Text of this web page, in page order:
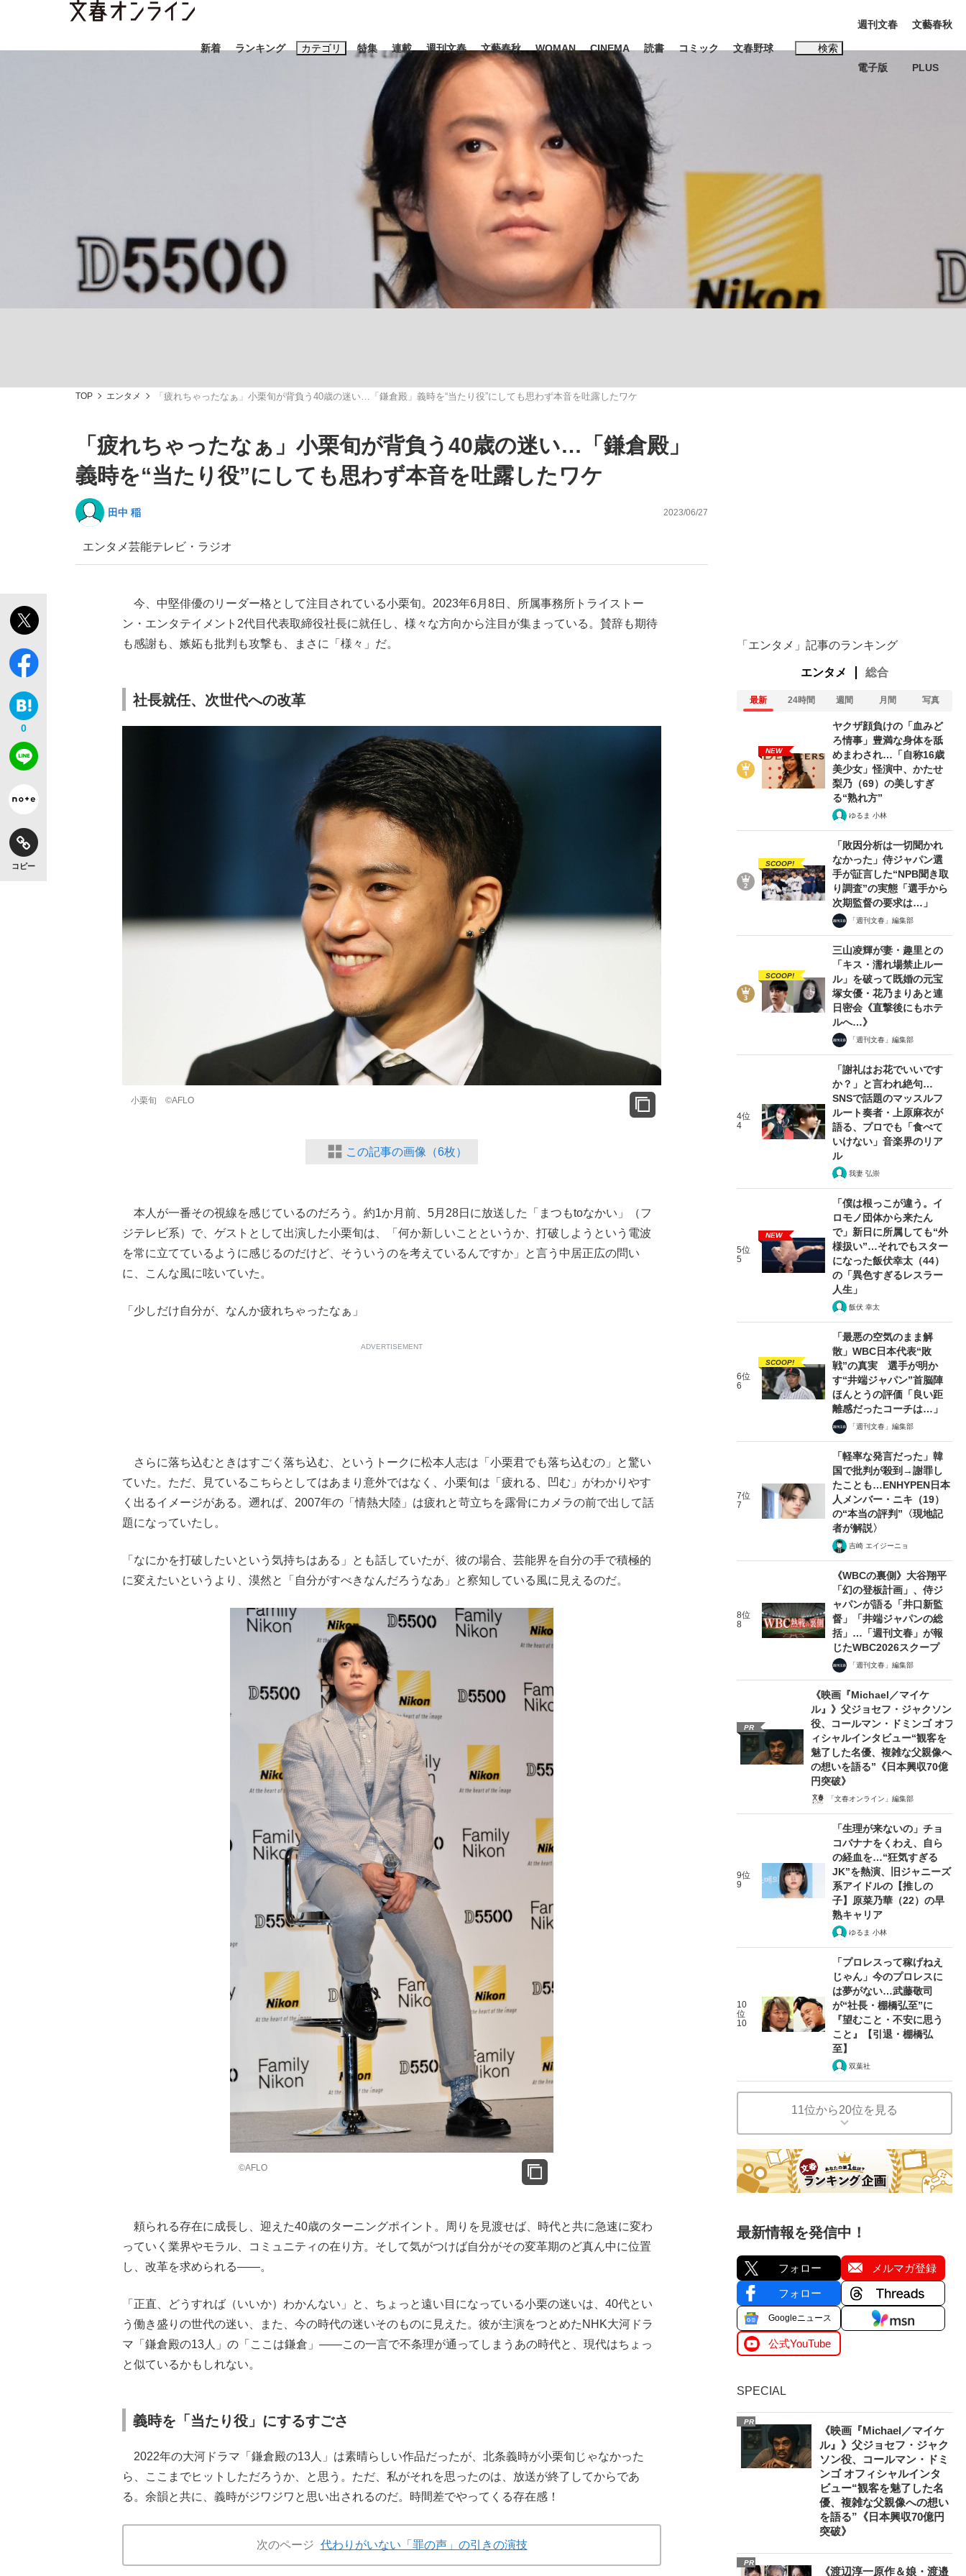
新着 ランキング カテゴリ
エンタメ ビジネス インタビュー
「90%は失敗する。でも…」本田圭佑が初めて明かした日本代表監督に... 「最悪の空気のまま解散」WBC日本代表“敗戦”の真実 選手が明かす...
「敗因分析は一切聞かれなかった」侍ジャパン選手が証言した“NPB聞... 「クマが悪者扱いされているのが悲しい」『北の国から』倉本聰氏（91...
「目標達成できなかったからと言って…」サッカー日本代表・森保一監督...
特集
終戦から81年
観る将棋、読む将棋
キングの誕生を、目撃せよ。
the Style
もっと見る
連載 週刊文春 文藝春秋 WOMAN CINEMA 読書 コミック 文春野球 検索
キーワード入力
おすすめのキーワードタグ一覧
#後藤真希 #城彰二 #内田有紀 #松田聖子
#玉木雄一郎
週刊文春
電子版
文藝春秋
PLUS
TOP エンタメ 「疲れちゃったなぁ」小栗旬が背負う40歳の迷い…「鎌倉殿」義時を“当たり役”にしても思わず本音を吐露したワケ
「疲れちゃったなぁ」小栗旬が背負う40歳の迷い…「鎌倉殿」
義時を“当たり役”にしても思わず本音を吐露したワケ
田中 稲 2023/06/27
エンタメ芸能テレビ・ラジオ
0
コピー
今、中堅俳優のリーダー格として注目されている小栗旬。2023年6月8日、所属事務所トライストー
ン・エンタテイメント2代目代表取締役社長に就任し、様々な方向から注目が集まっている。賛辞も期待
も感謝も、嫉妬も批判も攻撃も、まさに「様々」だ。
社長就任、次世代への改革
小栗旬 ©AFLO
この記事の画像（6枚）
本人が一番その視線を感じているのだろう。約1か月前、5月28日に放送した「まつもtoなかい」（フ
ジテレビ系）で、ゲストとして出演した小栗旬は、「何か新しいことというか、打破しようという電波
を常に立てているように感じるのだけど、そういうのを考えているんですか」と言う中居正広の問い
に、こんな風に呟いていた。
「少しだけ自分が、なんか疲れちゃったなぁ」
ADVERTISEMENT
さらに落ち込むときはすごく落ち込む、というトークに松本人志は「小栗君でも落ち込むの」と驚い
ていた。ただ、見ているこちらとしてはあまり意外ではなく、小栗旬は「疲れる、凹む」がわかりやす
く出るイメージがある。遡れば、2007年の「情熱大陸」は疲れと苛立ちを露骨にカメラの前で出して話
題になっていたし。
「なにかを打破したいという気持ちはある」とも話していたが、彼の場合、芸能界を自分の手で積極的
に変えたいというより、漠然と「自分がすべきなんだろうなあ」と察知している風に見えるのだ。
©AFLO
頼られる存在に成長し、迎えた40歳のターニングポイント。周りを見渡せば、時代と共に急速に変わ
っていく業界やモラル、コミュニティの在り方。そして気がつけば自分がその変革期のど真ん中に位置
し、改革を求められる――。
「正直、どうすれば（いいか）わかんない」と、ちょっと遠い目になっている小栗の迷いは、40代とい
う働き盛りの世代の迷い、また、今の時代の迷いそのものに見えた。彼が主演をつとめたNHK大河ドラ
マ「鎌倉殿の13人」の「ここは鎌倉」――この一言で不条理が通ってしまうあの時代と、現代はちょっ
と似ているかもしれない。
義時を「当たり役」にするすごさ
2022年の大河ドラマ「鎌倉殿の13人」は素晴らしい作品だったが、北条義時が小栗旬じゃなかった
ら、ここまでヒットしただろうか、と思う。ただ、私がそれを思ったのは、放送が終了してからであ
る。余韻と共に、義時がジワジワと思い出されるのだ。時間差でやってくる存在感！
次のページ 代わりがいない「罪の声」の引きの演技
「エンタメ」記事のランキング
エンタメ 総合
最新 24時間 週間 月間 写真
NEW
ヤクザ顔負けの「血みど
ろ情事」豊満な身体を舐
めまわされ…「自称16歳
美少女」怪演中、かたせ
梨乃（69）の美しすぎ
る“熟れ方”
ゆるま 小林
SCOOP!
「敗因分析は一切聞かれ
なかった」侍ジャパン選
手が証言した“NPB聞き取
り調査”の実態「選手から
次期監督の要求は…」
「週刊文春」編集部
SCOOP!
三山凌輝が妻・趣里との
「キス・濡れ場禁止ルー
ル」を破って既婚の元宝
塚女優・花乃まりあと連
日密会《直撃後にもホテ
ルへ…》
「週刊文春」編集部
4位
4
「謝礼はお花でいいです
か？」と言われ絶句…
SNSで話題のマッスルフ
ルート奏者・上原麻衣が
語る、プロでも「食べて
いけない」音楽界のリア
ル
我妻 弘崇
5位
5
NEW
「僕は根っこが違う。イ
ロモノ団体から来たん
で」新日に所属しても“外
様扱い”…それでもスター
になった飯伏幸太（44）
の「異色すぎるレスラー
人生」
飯伏 幸太
6位
6
SCOOP!
「最悪の空気のまま解
散」WBC日本代表“敗
戦”の真実 選手が明か
す“井端ジャパン”首脳陣
ほんとうの評価「良い距
離感だったコーチは…」
「週刊文春」編集部
7位
7
「軽率な発言だった」韓
国で批判が殺到→謝罪し
たことも…ENHYPEN日本
人メンバー・ニキ（19）
の“本当の評判”〈現地記
者が解説〉
吉崎 エイジーニョ
8位
8
《WBCの裏側》大谷翔平
「幻の登板計画」、侍ジ
ャパンが語る「井口新監
督」「井端ジャパンの総
括」…「週刊文春」が報
じたWBC2026スクープ
「週刊文春」編集部
PR
《映画『Michael／マイケ
ル』》父ジョセフ・ジャクソン
役、コールマン・ドミンゴ オフ
ィシャルインタビュー“観客を
魅了した名優、複雑な父親像へ
の想いを語る”《日本興収70億
円突破》
「文春オンライン」編集部
9位
9
「生理が来ないの」チョ
コバナナをくわえ、自ら
の経血を…“狂気すぎる
JK”を熱演、旧ジャニーズ
系アイドルの【推しの
子】原菜乃華（22）の早
熟キャリア
ゆるま 小林
10
位
10
「プロレスって稼げねえ
じゃん」今のプロレスに
は夢がない…武藤敬司
が“社長・棚橋弘至”に
『望むこと・不安に思う
こと』【引退・棚橋弘
至】
双葉社
11位から20位を見る
最新情報を発信中！
フォロー メルマガ登録
フォロー
Googleニュース
公式YouTube
SPECIAL
PR
《映画『Michael／マイケ
ル』》父ジョセフ・ジャク
ソン役、コールマン・ドミ
ンゴ オフィシャルインタ
ビュー“観客を魅了した名
優、複雑な父親像への想い
を語る”《日本興収70億円
突破》
PR
《渡辺淳一原作＆娘・渡邉